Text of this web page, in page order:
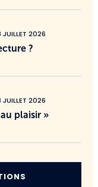
JUILLET 2026
?
JUILLET 2026
plaisir »